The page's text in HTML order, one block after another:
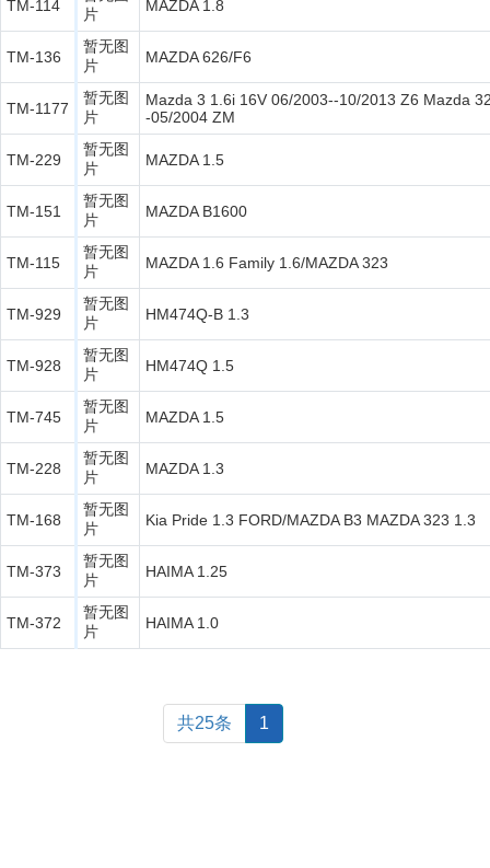
TM-114
片
MAZDA 1.8
TM-136
暂无图
片
MAZDA 626/F6
TM-1177
暂无图
片
Mazda 3 1.6i 16V 06/2003--10/2013 Z6 Mazda
-05/2004 ZM
TM-229
暂无图
片
MAZDA 1.5
TM-151
暂无图
片
MAZDA B1600
TM-115
暂无图
片
MAZDA 1.6 Family 1.6/MAZDA 323
TM-929
暂无图
片
HM474Q-B 1.3
TM-928
暂无图
片
HM474Q 1.5
TM-745
暂无图
片
MAZDA 1.5
TM-228
暂无图
片
MAZDA 1.3
TM-168
暂无图
片
Kia Pride 1.3 FORD/MAZDA B3 MAZDA 323 1.3
TM-373
暂无图
片
HAIMA 1.25
TM-372
暂无图
片
HAIMA 1.0
共25条 1